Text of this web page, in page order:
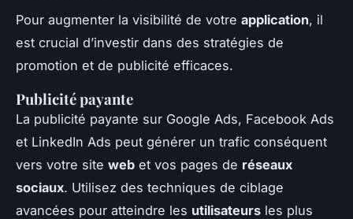
Pour augmenter la visibilité de votre application, il
est crucial d’investir dans des stratégies de
promotion et de publicité efficaces.
Publicité payante
La publicité payante sur Google Ads, Facebook Ads
et LinkedIn Ads peut générer un trafic conséquent
vers votre site web et vos pages de réseaux
sociaux. Utilisez des techniques de ciblage
avancées pour atteindre les utilisateurs les plus